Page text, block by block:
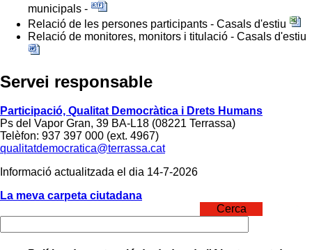
municipals -
Relació de les persones participants - Casals d'estiu
Relació de monitores, monitors i titulació - Casals d'estiu
Servei responsable
Participació, Qualitat Democràtica i Drets Humans
Ps del Vapor Gran, 39 BA-L18 (08221 Terrassa)
Telèfon: 937 397 000 (ext. 4967)
qualitatdemocratica@terrassa.cat
Informació actualitzada el dia 14-7-2026
La meva carpeta ciutadana
Cerca